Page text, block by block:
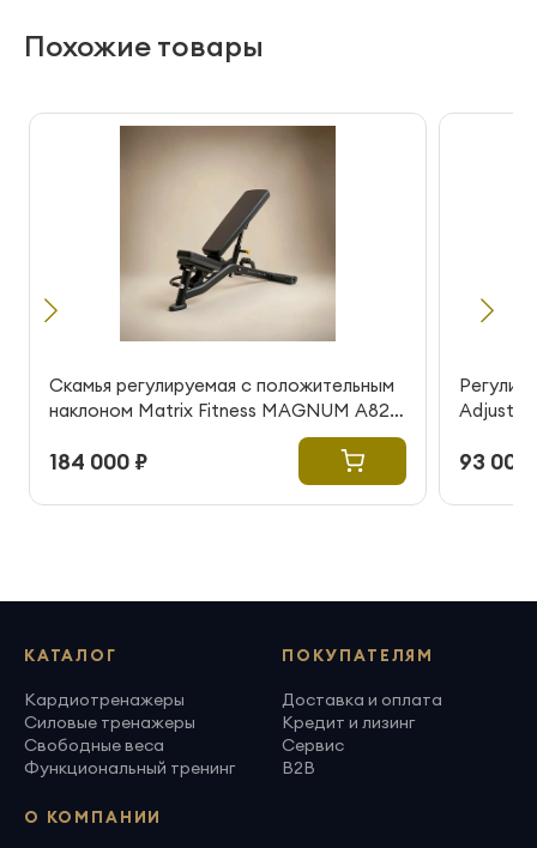
Похожие товары
Скамья регулируемая с положительным
наклоном Matrix Fitness MAGNUM A82
184 000 ₽ 93 000
КАТАЛОГ
Кардиотренажеры
Силовые тренажеры
Свободные веса
Функциональный тренинг
ПОКУПАТЕЛЯМ
Доставка и оплата
Кредит и лизинг
Сервис
B2B
О КОМПАНИИ